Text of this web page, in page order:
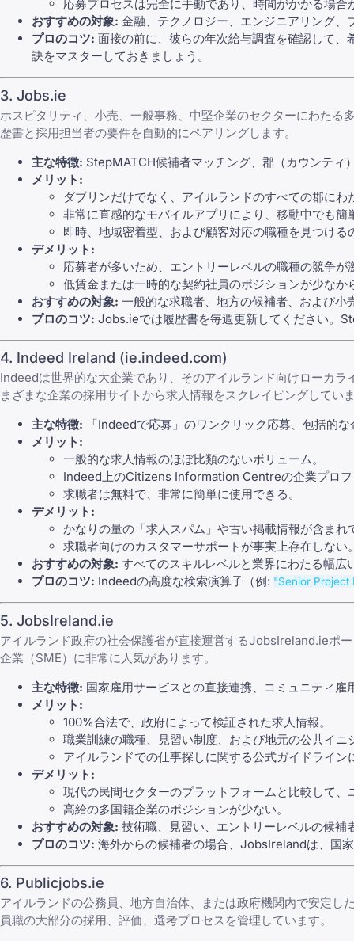
応募プロセスは完全に手動であり、時間がかかる場合
おすすめの対象: 金融、テクノロジー、エンジニアリング
プロのコツ: 面接の前に、彼らの年次給与調査を確認して
訣をマスターしておきましょう。
3. Jobs.ie
ホスピタリティ、小売、一般事務、中堅企業のセクターにわた
歴書と採用担当者の要件を自動的にペアリングします。
主な特徴: StepMATCH候補者マッチング、郡（カウンティ
メリット:
ダブリンだけでなく、アイルランドのすべての郡に
非常に直感的なモバイルアプリにより、移動中でも簡
即時、地域密着型、および顧客対応の職種を見つける
デメリット:
応募者が多いため、エントリーレベルの職種の競争が
低賃金または一時的な契約社員のポジションが少なか
おすすめの対象: 一般的な求職者、地方の候補者、および
プロのコツ: Jobs.ieでは履歴書を毎週更新してください。
4. Indeed Ireland (ie.indeed.com)
Indeedは世界的な大企業であり、そのアイルランド向けローカ
まざまな企業の採用サイトから求人情報をスクレイピングしてい
主な特徴: 「Indeedで応募」のワンクリック応募、包括的
メリット:
一般的な求人情報のほぼ比類のないボリューム。
Indeed上のCitizens Information Centreの企業プロフ
求職者は無料で、非常に簡単に使用できる。
デメリット:
かなりの量の「求人スパム」や古い掲載情報が含まれ
求職者向けのカスタマーサポートが事実上存在しない
おすすめの対象: すべてのスキルレベルと業界にわたる幅広
プロのコツ: Indeedの高度な検索演算子（例: "Senior Project
5. JobsIreland.ie
アイルランド政府の社会保護省が直接運営するJobsIreland.ieポ
企業（SME）に非常に人気があります。
主な特徴: 国家雇用サービスとの直接連携、コミュニティ
メリット:
100%合法で、政府によって検証された求人情報。
職業訓練の職種、見習い制度、および地元の公共イ
アイルランドでの仕事探しに関する公式ガイドライン
デメリット:
現代の民間セクターのプラットフォームと比較して
高給の多国籍企業のポジションが少ない。
おすすめの対象: 技術職、見習い、エントリーレベルの候
プロのコツ: 海外からの候補者の場合、JobsIrelandは、国
6. Publicjobs.ie
アイルランドの公務員、地方自治体、または政府機関内で安定
員職の大部分の採用、評価、選考プロセスを管理しています。